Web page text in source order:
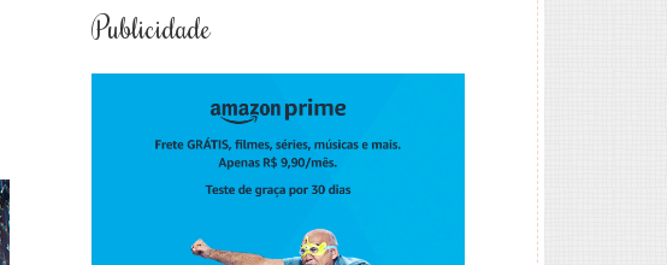
Publicidade